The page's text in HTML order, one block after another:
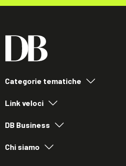
Categorie tematiche
Link veloci
DB Business
Chi siamo